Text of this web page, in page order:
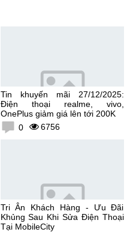
Tin khuyến mãi 27/12/2025:
Điện thoại realme, vivo,
OnePlus giảm giá lên tới 200K
0
6756
Tri Ân Khách Hàng - Ưu Đãi
Khủng Sau Khi Sửa Điện Thoại
Tại MobileCity